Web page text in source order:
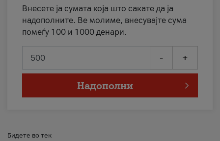
Внесете ја сумата која што сакате да ја
надополните. Ве молиме, внесувајте сума
помеѓу 100 и 1000 денари.
- +
Надополни
Бидете во тек